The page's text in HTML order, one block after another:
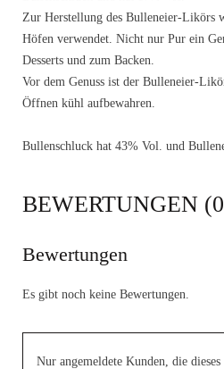
Zur Herstellung des Bulleneier-Likörs
Höfen verwendet. Nicht nur Pur ein
Desserts und zum Backen.
Vor dem Genuss ist der Bulleneier-
Öffnen kühl aufbewahren.
Bullenschluck hat 43% Vol. und
BEWERTUNGEN
Bewertungen
Es gibt noch keine Bewertungen.
Nur angemeldete Kunden, die